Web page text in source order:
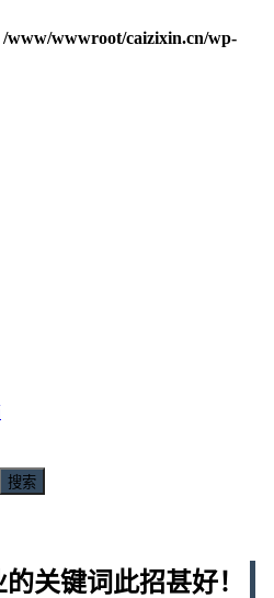
/www/wwwroot/caizixin.cn/wp-
搜索
关键词此招甚好！